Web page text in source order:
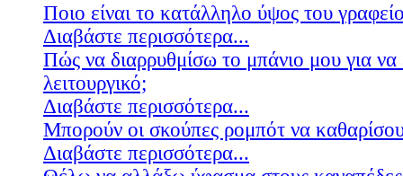
Ποιο είναι το κατάλληλο ύψος του
Διαβάστε περισσότερα...
Πώς να διαρρυθμίσω το μπάνιο μου για να
λειτουργικό;
Διαβάστε περισσότερα...
Μπορούν οι σκούπες ρομπότ να
Διαβάστε περισσότερα...